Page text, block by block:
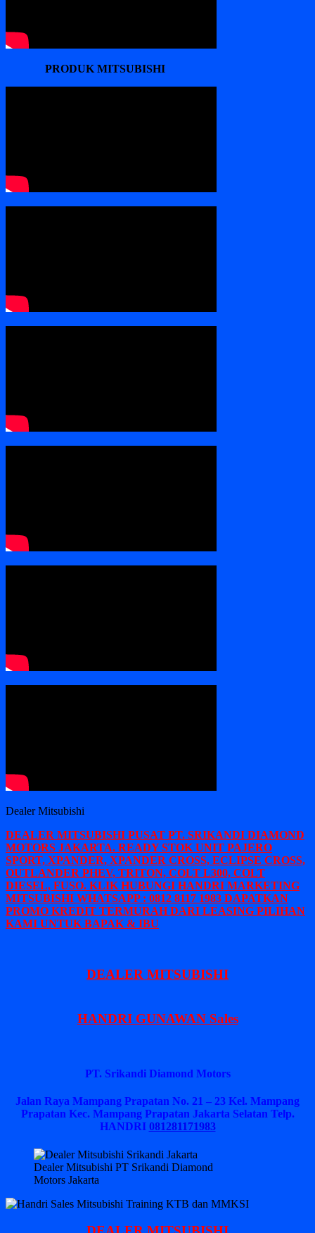
PRODUK MITSUBISHI
Dealer Mitsubishi
DEALER MITSUBISHI PUSAT PT. SRIKANDI DIAMOND
MOTORS JAKARTA. READY STOK UNIT PAJERO
SPORT, XPANDER, XPANDER CROSS, ECLIPSE CROSS,
OUTLANDER PHEV, TRITON, COLT L300, COLT
DIESEL, FUSO. KLIK HUBUNGI HANDRI MARKETING
MITSUBISHI WHATSAPP : 0812 8117 1983 DAPATKAN
PROMO KREDIT TERMURAH DARI LEASING PILIHAN
KAMI UNTUK BAPAK & IBU
DEALER MITSUBISHI
HANDRI GUNAWAN Sales
PT. Srikandi Diamond Motors
Jalan Raya Mampang Prapatan No. 21 – 23 Kel. Mampang
Prapatan Kec. Mampang Prapatan Jakarta Selatan Telp.
HANDRI 081281171983
Dealer Mitsubishi PT Srikandi Diamond
Motors Jakarta